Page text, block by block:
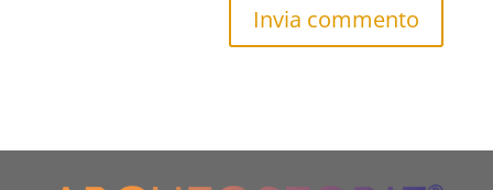
Invia commento